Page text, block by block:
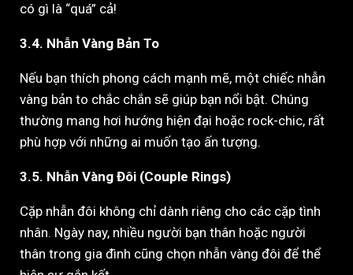
có gì là “quá” cả!
3.4. Nhẫn Vàng Bản To
Nếu bạn thích phong cách mạnh mẽ, một chiếc nhẫn
vàng bản to chắc chắn sẽ giúp bạn nổi bật. Chúng
thường mang hơi hướng hiện đại hoặc rock-chic, rất
phù hợp với những ai muốn tạo ấn tượng.
3.5. Nhẫn Vàng Đôi (Couple Rings)
Cặp nhẫn đôi không chỉ dành riêng cho các cặp tình
nhân. Ngày nay, nhiều người bạn thân hoặc người
thân trong gia đình cũng chọn nhẫn vàng đôi để thể